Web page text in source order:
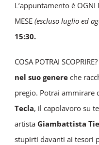
L’appuntamento è OGNI
MESE (escluso luglio ed
15:30.
COSA POTRAI
nel suo genere che
pregio. Potrai ammirare
Tecla, il capolavoro su
artista Giambattista
stupirti davanti ai tesori